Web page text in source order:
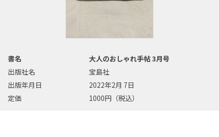
書名
大人のおしゃれ手帖 3月号
出版社名
宝島社
出版年月日
2022年2月 7日
定価
1000円（税込）